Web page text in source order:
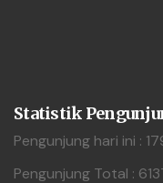
Statistik
Pengunjung hari ini :
Pengunjung Total :